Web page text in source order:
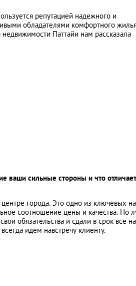
репутацией надежного и
обладателями комфортного
Паттайи нам рассказала
ваши сильные стороны и что
города. Это одно из ключевых
соотношение цены и качества. Но
обязательства и сдали в срок все
идем навстречу клиенту.
«Тихая гавань»
русских